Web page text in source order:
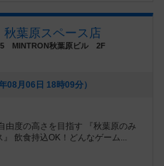
葉原スペース店
5 MINTRON秋葉原ビル 2F
08月06日 18時09分）
度の高さを目指す 『秋葉原のみ
飲食持込OK！どんなゲーム...